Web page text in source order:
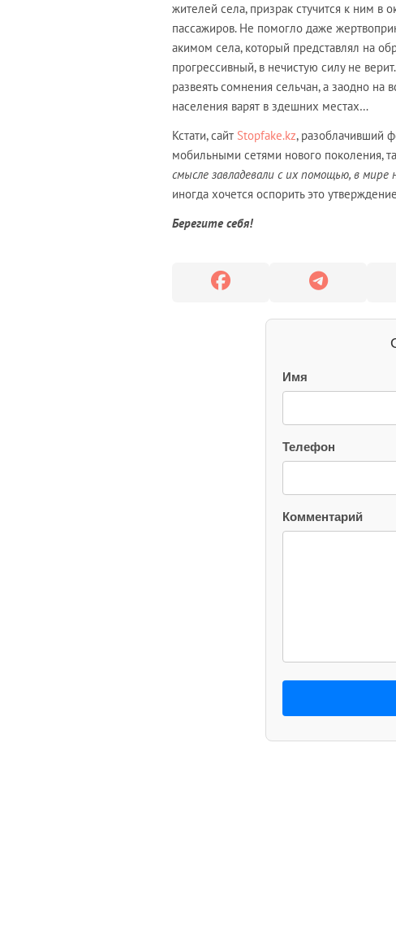
жителей села, призрак стучится к ним в
пассажиров. Не помогло даже
акимом села, который представлял на
прогрессивный, в нечистую силу не
развеять сомнения сельчан, а заодно на
населения варят в здешних местах…
Кстати, сайт Stopfake.kz, разоблачивший
мобильными сетями нового поколения,
смысле завладевали с их помощью, в мире
иногда хочется оспорить это
Берегите себя!
Имя
Телефон
Комментарий